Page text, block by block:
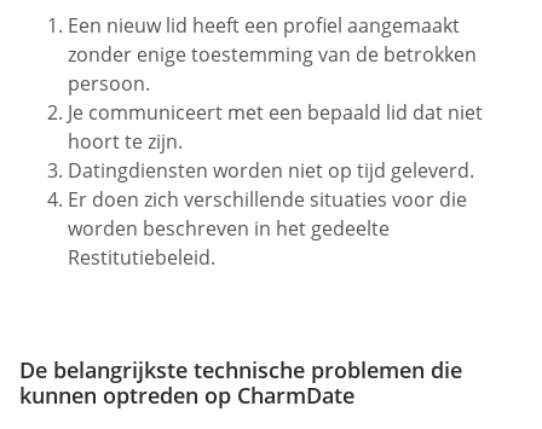
Een nieuw lid heeft een profiel aangemaakt
zonder enige toestemming van de betrokken
persoon.
Je communiceert met een bepaald lid dat niet
hoort te zijn.
Datingdiensten worden niet op tijd geleverd.
Er doen zich verschillende situaties voor die
worden beschreven in het gedeelte
Restitutiebeleid.
De belangrijkste technische problemen die
kunnen optreden op CharmDate